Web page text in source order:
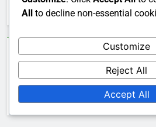
Zaman dilimleri
Ara
Search
for:
All to decline non-essential
Customize
Reject All
Accept All